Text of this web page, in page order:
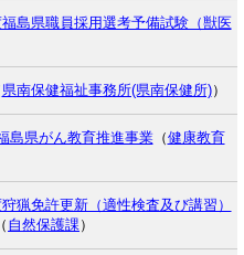
島県職員採用選考予備試験（獣医
県南保健福祉事務所(県南保健所)）
島県がん教育推進事業（健康教育
猟免許更新（適性検査及び講習）
（ 自然保護課）